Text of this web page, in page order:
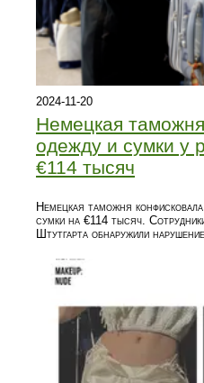
2024-11-20
Немецкая
одежду и сумки у
€114 тысяч
Немецкая таможня
сумки на €114 тысяч.
Штутгарта обнаружили